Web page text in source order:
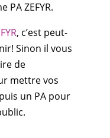
PA ZEFYR.
, c’est peut-
Sinon il vous
de
mettre vos
un PA pour